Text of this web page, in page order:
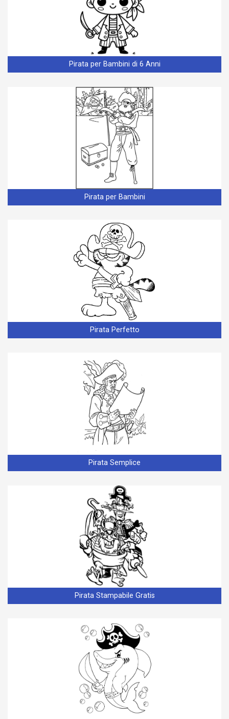
Pirata per Bambini di 6 Anni
Pirata per Bambini
Pirata Perfetto
Pirata Semplice
Pirata Stampabile Gratis